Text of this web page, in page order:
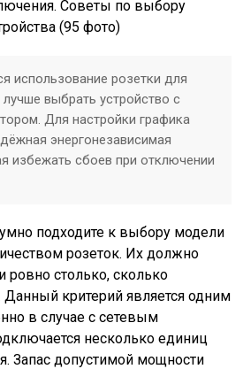
Советы по выбору
(95 фото)
использование розетки для
выбрать устройство с
Для настройки графика
энергонезависимая
избежать сбоев при отключении
подходите к выбору модели
розеток. Их должно
столько, сколько
Данный критерий является одним
в случае с сетевым
несколько единиц
Запас допустимой мощности